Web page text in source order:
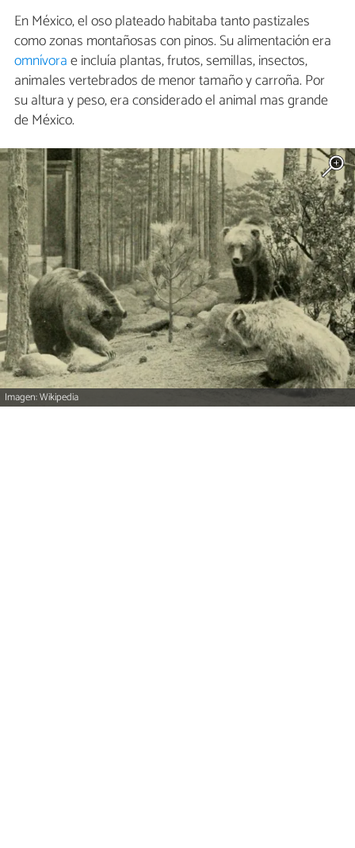
En México, el oso plateado habitaba tanto pastizales
como zonas montañosas con pinos. Su alimentación era
omnívorae incluía plantas, frutos, semillas, insectos,
animales vertebrados de menor tamaño y carroña. Por
su altura y peso, era considerado el animal mas grande
de México.
Imagen: Wikipedia